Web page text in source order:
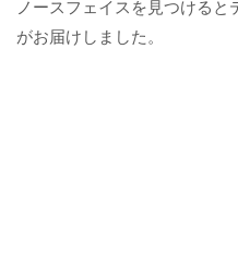
ノースフェイスを見つける
がお届けしました。